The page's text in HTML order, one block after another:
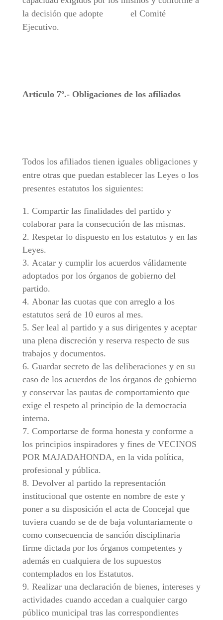
la decisión que adopte el Comité
Ejecutivo.
Articulo 7º.- Obligaciones de los afiliados
Todos los afiliados tienen iguales obligaciones y
entre otras que puedan establecer las Leyes o los
presentes estatutos los siguientes:
Compartir las finalidades del partido y
colaborar para la consecución de las mismas.
Respetar lo dispuesto en los estatutos y en las
Leyes.
Acatar y cumplir los acuerdos válidamente
adoptados por los órganos de gobierno del
partido.
Abonar las cuotas que con arreglo a los
estatutos será de 10 euros al mes.
Ser leal al partido y a sus dirigentes y aceptar
una plena discreción y reserva respecto de sus
trabajos y documentos.
Guardar secreto de las deliberaciones y en su
caso de los acuerdos de los órganos de gobierno
y conservar las pautas de comportamiento que
exige el respeto al principio de la democracia
interna.
Comportarse de forma honesta y conforme a
los principios inspiradores y fines de VECINOS
POR MAJADAHONDA, en la vida política,
profesional y pública.
Devolver al partido la representación
institucional que ostente en nombre de este y
poner a su disposición el acta de Concejal que
tuviera cuando se de de baja voluntariamente o
como consecuencia de sanción disciplinaria
firme dictada por los órganos competentes y
además en cualquiera de los supuestos
contemplados en los Estatutos.
Realizar una declaración de bienes, intereses y
actividades cuando accedan a cualquier cargo
público municipal tras las correspondientes